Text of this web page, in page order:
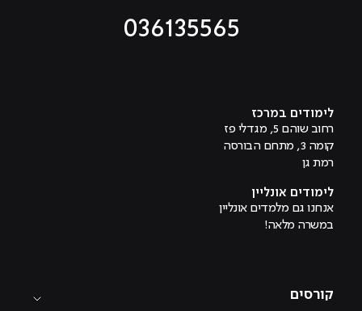
036135565
לימודים במרכז
רחוב שוהם 5, מגדלי פז
קומה 3, מתחם הבורסה
רמת גן
לימודים אונליין
אנחנו גם מלמדים אונליין
במשרה מלאה!
קורסים